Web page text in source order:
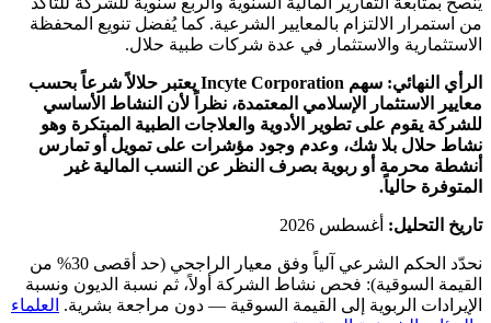
من استمرار الالتزام بالمعايير الشرعية. كما يُفضل تنويع المحفظة
الاستثمارية والاستثمار في عدة شركات طبية حلال.
الرأي النهائي:
سهم Incyte Corporation يعتبر حلالاً شرعاً بحسب
معايير الاستثمار الإسلامي المعتمدة، نظراً لأن النشاط الأساسي
للشركة يقوم على تطوير الأدوية والعلاجات الطبية المبتكرة وهو
نشاط حلال بلا شك، وعدم وجود مؤشرات على تمويل أو تمارس
أنشطة محرمة أو ربوية بصرف النظر عن النسب المالية غير
المتوفرة حالياً.
تاريخ التحليل:أغسطس 2026
نحدّد الحكم الشرعي آلياً وفق معيار الراجحي (حد أقصى 30% من
القيمة السوقية): فحص نشاط الشركة أولاً، ثم نسبة الديون ونسبة
الإيرادات الربوية إلى القيمة السوقية — دون مراجعة بشرية. العلماء